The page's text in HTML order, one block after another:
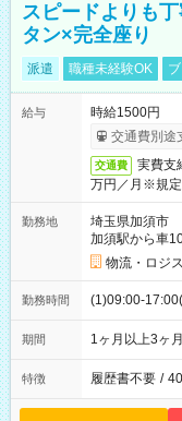
スピードよりも
タン×完全座り
派遣 職種未経験OK
給与
時給1500円
交通費別途
交通費
実費支
万円／月※規定
勤務地
埼玉県加須市
加須駅から車
物流・ロジ
勤務時間 (1)09:00-
期間 1ヶ月以上3ヶ
特徴 履歴書不要 /